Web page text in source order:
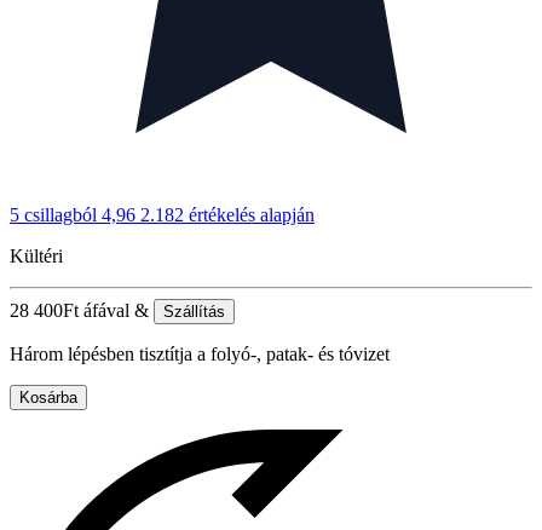
5 csillagból 4,96 2.182 értékelés alapján
Kültéri
28 400Ft áfával & Szállítás
Három lépésben tisztítja a folyó-, patak- és tóvizet
Kosárba